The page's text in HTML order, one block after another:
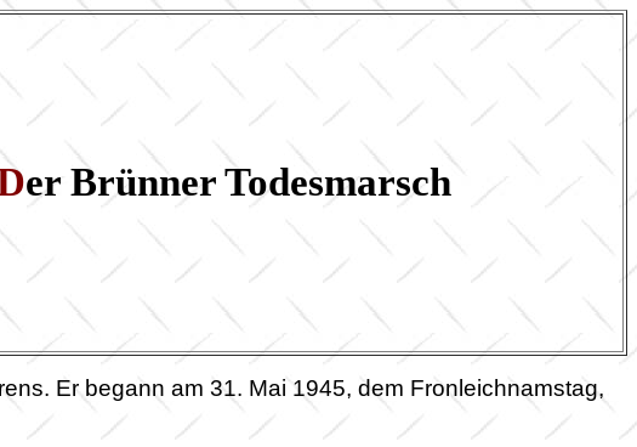
er Brünner Todesmarsch
Er begann am 31. Mai 1945, dem Fronleichnamstag,